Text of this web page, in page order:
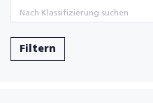
Filtern